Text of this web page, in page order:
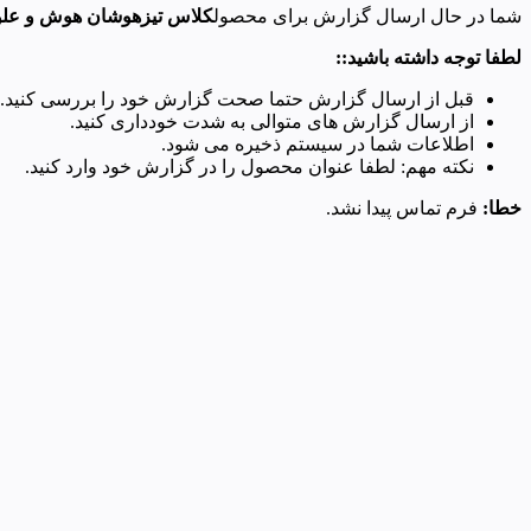
شما در حال ارسال گزارش برای محصولکلاس تیزهوشان هوش و
لطفا توجه داشته باشید::
قبل از ارسال گزارش حتما صحت گزارش خود را بررسی کنید.
از ارسال گزارش های متوالی به شدت خودداری کنید.
اطلاعات شما در سیستم ذخیره می شود.
نکته مهم: لطفا عنوان محصول را در گزارش خود وارد کنید.
خطا: فرم تماس پیدا نشد.